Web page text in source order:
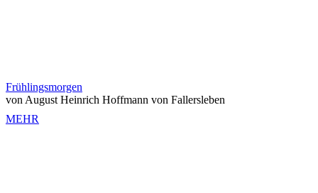
Frühlingsmorgen
von August Heinrich Hoffmann von Fallersleben
MEHR